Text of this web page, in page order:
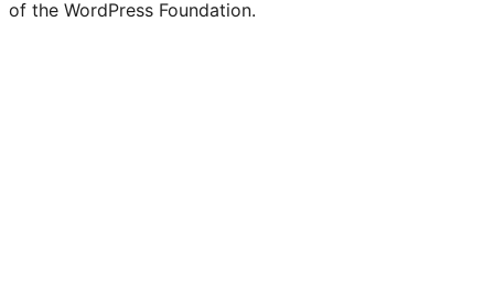
of the WordPress Foundation.